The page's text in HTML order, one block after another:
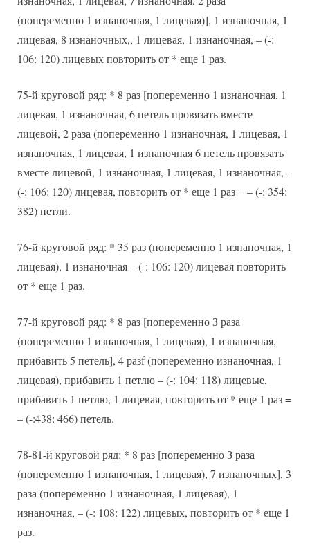
(попеременно 1 изнаночная, 1 лицевая)], 1 изнаночная, 1
лицевая, 8 изнаночных,, 1 лицевая, 1 изнаночная, – (-:
106: 120) лицевых повторить от * еще 1 раз.
75-й круговой ряд: * 8 раз [попеременно 1 изнаночная, 1
лицевая, 1 изнаночная, 6 петель провязать вместе
лицевой, 2 раза (попеременно 1 изнаночная, 1 лицевая, 1
изнаночная, 1 лицевая, 1 изнаночная 6 петель провязать
вместе лицевой, 1 изнаночная, 1 лицевая, 1 изнаночная, –
(-: 106: 120) лицевая, повторить от * еще 1 раз = – (-: 354:
382) петли.
76-й круговой ряд: * 35 раз (попеременно 1 изнаночная, 1
лицевая), 1 изнаночная – (-: 106: 120) лицевая повторить
от * еще 1 раз.
77-й круговой ряд: * 8 раз [попеременно З раза
(попеременно 1 изнаночная, 1 лицевая), 1 изнаночная,
прибавить 5 петель], 4 разf (попеременно изнаночная, 1
лицевая), прибавить 1 петлю – (-: 104: 118) лицевые,
прибавить 1 петлю, 1 лицевая, повторить от * еще 1 раз =
– (-:438: 466) петель.
78-81-й круговой ряд: * 8 раз [попеременно З раза
(попеременно 1 изнаночная, 1 лицевая), 7 изнаночных], 3
раза (попеременно 1 изнаночная, 1 лицевая), 1
изнаночная, – (-: 108: 122) лицевых, повторить от * еще 1
раз.